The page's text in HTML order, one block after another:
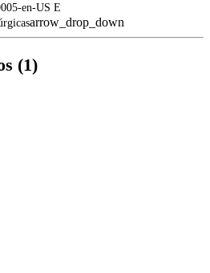
en-US E
arrow_drop_down
(1)